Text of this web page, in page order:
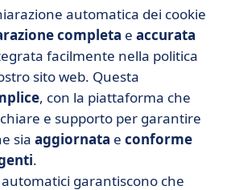
automatica dei cookie
completa e accurata
facilmente nella politica
sito web. Questa
, con la piattaforma che
e supporto per garantire
sia aggiornata e conforme
.
garantiscono che